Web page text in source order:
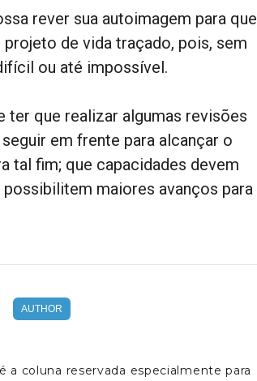
rever sua autoimagem para que
de vida traçado, pois, sem
ou até impossível.
ter que realizar algumas revisões
em frente para alcançar o
tal fim; que capacidades devem
maiores avanços para
AUTHOR
a coluna reservada especialmente para